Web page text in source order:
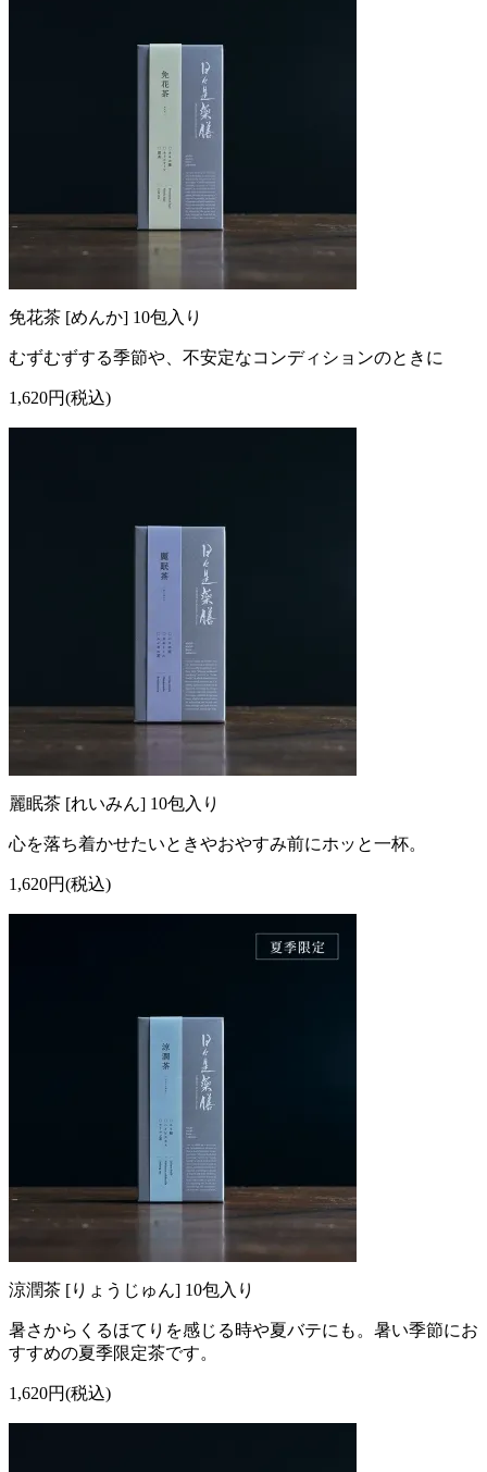
免花茶 [めんか] 10包入り
むずむずする季節や、不安定なコンディションのときに
1,620円(税込)
麗眠茶 [れいみん] 10包入り
心を落ち着かせたいときやおやすみ前にホッと一杯。
1,620円(税込)
涼潤茶 [りょうじゅん] 10包入り
暑さからくるほてりを感じる時や夏バテにも。暑い季節にお
すすめの夏季限定茶です。
1,620円(税込)